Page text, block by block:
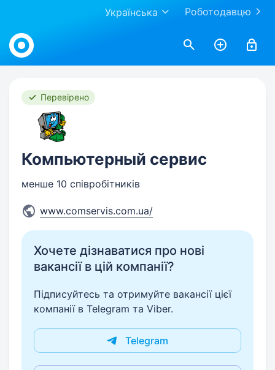
Роботодавцю
Українська
Work.ua
Перевірено
Компьютерный сервис
менше 10 співробітників
www.comservis.com.ua/
Хочете дізнаватися про нові
вакансії в цій компанії?
Підписуйтесь та отримуйте вакансії цієї
компанії в Telegram та Viber.
Telegram